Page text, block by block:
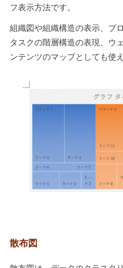
フ表示方法です。
組織図や組織構造の表示、プ
タスクの階層構造の表現、ウ
ンテンツのマップとしても使え
散布図